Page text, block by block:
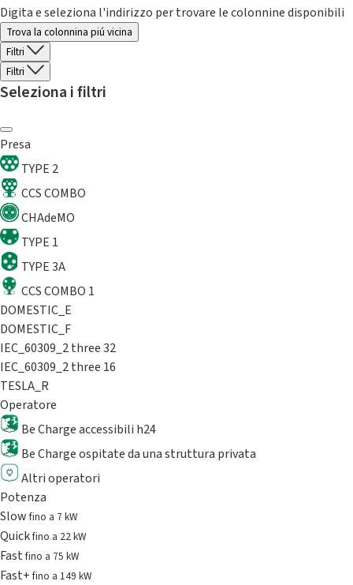
Digita e seleziona l'indirizzo per trovare le colonnine disponibili
Trova la colonnina piú vicina
Filtri
Filtri
Seleziona i filtri
Presa
TYPE 2
CCS COMBO
CHAdeMO
TYPE 1
TYPE 3A
CCS COMBO 1
DOMESTIC_E
DOMESTIC_F
IEC_60309_2 three 32
IEC_60309_2 three 16
TESLA_R
Operatore
Be Charge accessibili h24
Be Charge ospitate da una struttura privata
Altri operatori
Potenza
Slowfino a 7 kW
Quickfino a 22 kW
Fastfino a 75 kW
Fast+fino a 149 kW